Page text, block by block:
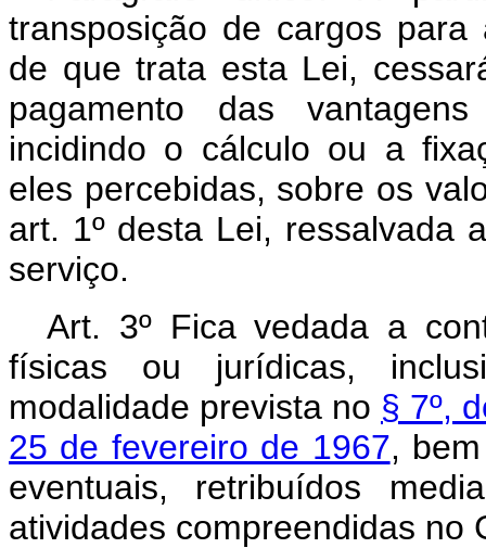
transposição de cargos
de que trata esta Lei,
pagamento das
incidindo o cálculo ou a
eles percebidas, sobre os
art. 1º desta Lei, ressalvada
serviço.
Art. 3º Fica vedada a
físicas ou jurídicas,
modalidade prevista no § 7º,
25 de fevereiro de 1967,
eventuais, retribuídos
atividades compreendidas no